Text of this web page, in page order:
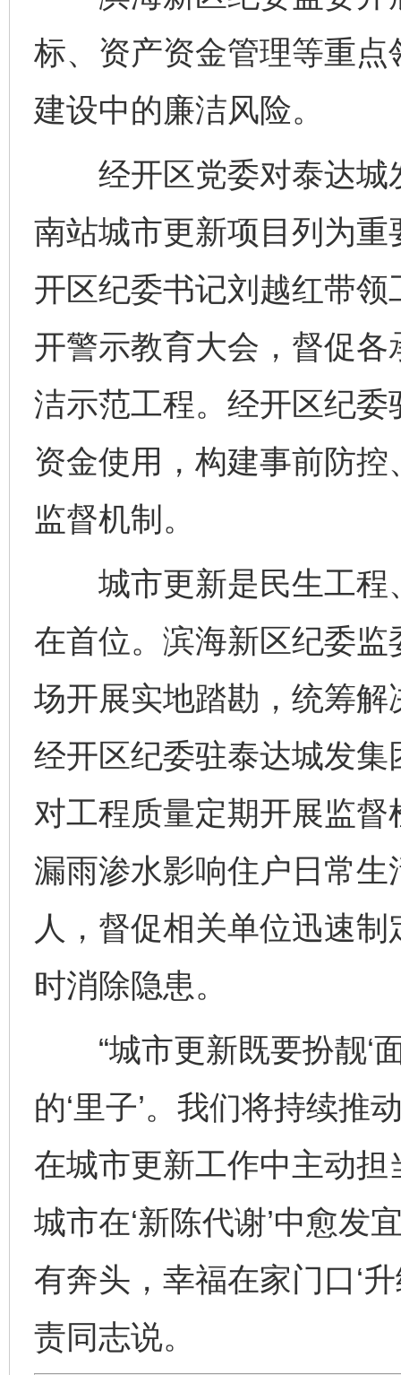
标、资产资金管理等重
建设中的廉洁风险。
经开区党委对泰达城
南站城市更新项目列为
开区纪委书记刘越红带
开警示教育大会，督促
洁示范工程。经开区纪
资金使用，构建事前防
监督机制。
城市更新是民生工程
在首位。滨海新区纪委
场开展实地踏勘，统筹
经开区纪委驻泰达城发
对工程质量定期开展监
漏雨渗水影响住户日常
人，督促相关单位迅速
时消除隐患。
“城市更新既要扮靓‘面
的‘里子’。我们将持续推
在城市更新工作中主动
城市在‘新陈代谢’中愈发
有奔头，幸福在家门口‘
责同志说。